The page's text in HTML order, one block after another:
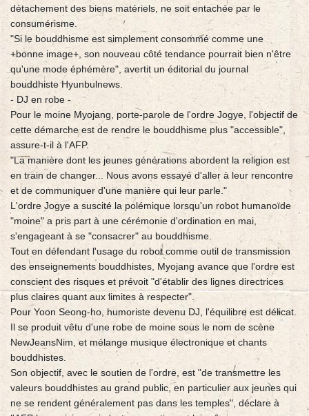
détachement des biens matériels, ne soit entachée par le
consumérisme.
"Si le bouddhisme est simplement consommé comme une
+bonne image+, son nouveau côté tendance pourrait bien n'être
qu'une mode éphémère", avertit un éditorial du journal
bouddhiste Hyunbulnews.
- DJ en robe -
Pour le moine Myojang, porte-parole de l'ordre Jogye, l'objectif de
cette démarche est de rendre le bouddhisme plus "accessible",
assure-t-il à l'AFP.
"La manière dont les jeunes générations abordent la religion est
en train de changer... Nous avons essayé d'aller à leur rencontre
et de communiquer d'une manière qui leur parle."
L'ordre Jogye a suscité la polémique lorsqu'un robot humanoïde
"moine" a pris part à une cérémonie d'ordination en mai,
s'engageant à se "consacrer" au bouddhisme.
Tout en défendant l'usage du robot comme outil de transmission
des enseignements bouddhistes, Myojang avance que l'ordre est
conscient des risques et prévoit "d'établir des lignes directrices
plus claires quant aux limites à respecter".
Pour Yoon Seong-ho, humoriste devenu DJ, l'équilibre est délicat.
Il se produit vêtu d'une robe de moine sous le nom de scène
NewJeansNim, et mélange musique électronique et chants
bouddhistes.
Son objectif, avec le soutien de l'ordre, est "de transmettre les
valeurs bouddhistes au grand public, en particulier aux jeunes qui
ne se rendent généralement pas dans les temples", déclare à